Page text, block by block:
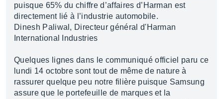
puisque 65% du chiffre d’affaires d’Harman est
directement lié à l’industrie automobile.
Dinesh Paliwal, Directeur général d'Harman
International Industries
Quelques lignes dans le communiqué officiel paru ce
lundi 14 octobre sont tout de même de nature à
rassurer quelque peu notre filière puisque Samsung
assure que le portefeuille de marques et la